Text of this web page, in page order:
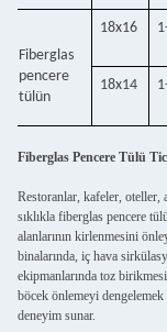
Fiberglas
pencere
tülün
18x16
18x14
Fiberglas Pencere Tülü
Restoranlar, kafeler, oteller,
sıklıkla fiberglas pencere
alanlarının kirlenmesini
binalarında, iç hava
ekipmanlarında toz
böcek önlemeyi
deneyim sunar.